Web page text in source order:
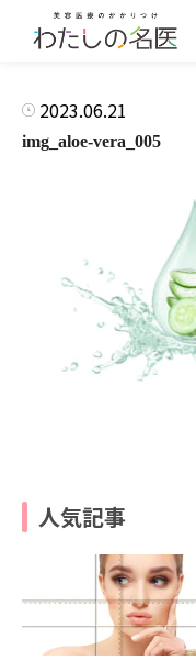
2023.06.21
img_aloe-vera_005
人気記事